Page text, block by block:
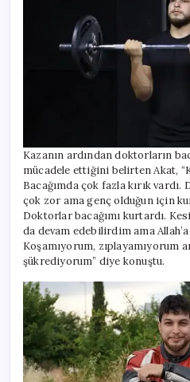
Kazanın ardından doktorların
mücadele ettiğini belirten Akat,
Bacağımda çok fazla kırık
çok zor ama genç olduğun için
Doktorlar bacağımı kurtardı.
da devam edebilirdim ama
Koşamıyorum, zıplayamıyorum
şükrediyorum” diye konuştu.